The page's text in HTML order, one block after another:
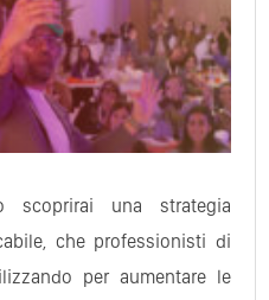
scoprirai una strategia
che professionisti di
per aumentare le